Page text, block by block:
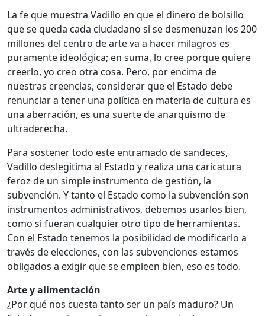
La fe que muestra Vadillo en que el dinero de bolsillo
que se queda cada ciudadano si se desmenuzan los 200
millones del centro de arte va a hacer milagros es
puramente ideológica; en suma, lo cree porque quiere
creerlo, yo creo otra cosa. Pero, por encima de
nuestras creencias, considerar que el Estado debe
renunciar a tener una política en materia de cultura es
una aberración, es una suerte de anarquismo de
ultraderecha.
Para sostener todo este entramado de sandeces,
Vadillo deslegitima al Estado y realiza una caricatura
feroz de un simple instrumento de gestión, la
subvención. Y tanto el Estado como la subvención son
instrumentos administrativos, debemos usarlos bien,
como si fueran cualquier otro tipo de herramientas.
Con el Estado tenemos la posibilidad de modificarlo a
través de elecciones, con las subvenciones estamos
obligados a exigir que se empleen bien, eso es todo.
Arte y alimentación
¿Por qué nos cuesta tanto ser un país maduro? Un